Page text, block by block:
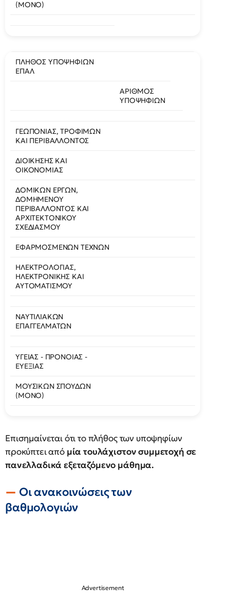
(ΜΟΝΟ)
ΠΛΗΘΟΣ ΥΠΟΨΗΦΙΩΝ
ΕΠΑΛ
ΑΡΙΘΜΟΣ
ΥΠΟΨΗΦΙΩΝ
ΓΕΩΠΟΝΙΑΣ, ΤΡΟΦΙΜΩΝ
ΚΑΙ ΠΕΡΙΒΑΛΛΟΝΤΟΣ
ΔΙΟΙΚΗΣΗΣ ΚΑΙ
ΟΙΚΟΝΟΜΙΑΣ
ΔΟΜΙΚΩΝ ΕΡΓΩΝ,
ΔΟΜΗΜΕΝΟΥ
ΠΕΡΙΒΑΛΛΟΝΤΟΣ ΚΑΙ
ΑΡΧΙΤΕΚΤΟΝΙΚΟΥ
ΣΧΕΔΙΑΣΜΟΥ
ΕΦΑΡΜΟΣΜΕΝΩΝ ΤΕΧΝΩΝ
ΗΛΕΚΤΡΟΛΟΓΙΑΣ,
ΗΛΕΚΤΡΟΝΙΚΗΣ ΚΑΙ
ΑΥΤΟΜΑΤΙΣΜΟΥ
ΝΑΥΤΙΛΙΑΚΩΝ
ΕΠΑΓΓΕΛΜΑΤΩΝ
ΥΓΕΙΑΣ - ΠΡΟΝΟΙΑΣ -
ΕΥΕΞΙΑΣ
ΜΟΥΣΙΚΩΝ ΣΠΟΥΔΩΝ
(ΜΟΝΟ)
Επισημαίνεται ότι το πλήθος των υποψηφίων
προκύπτει από μία τουλάχιστον συμμετοχή σε
πανελλαδικά εξεταζόμενο μάθημα.
Οι ανακοινώσεις των
βαθμολογιών